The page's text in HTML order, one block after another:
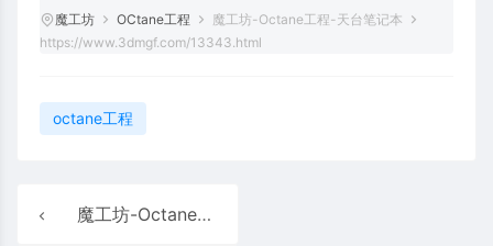
魔工坊 OCtane工程
魔工坊-Octane工程-天台笔记本
https://www.3dmgf.com/13343.html
octane工程
魔工坊-Octane工程-Dji无人机冲击